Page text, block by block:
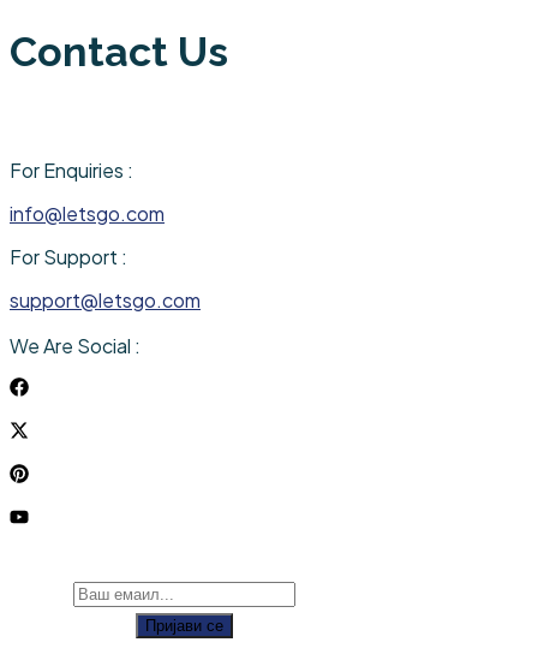
Contact Us
For Enquiries :
info@letsgo.com
For Support :
support@letsgo.com
We Are Social :
Пријави се